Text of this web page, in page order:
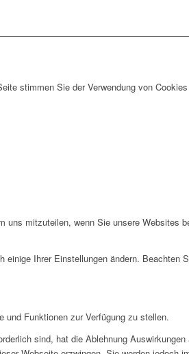
stimmen Sie der Verwendung von
mitzuteilen, wenn Sie unsere Websites
Ihrer Einstellungen ändern.
und Funktionen zur Verfügung zu stellen.
sind, hat die Ablehnung